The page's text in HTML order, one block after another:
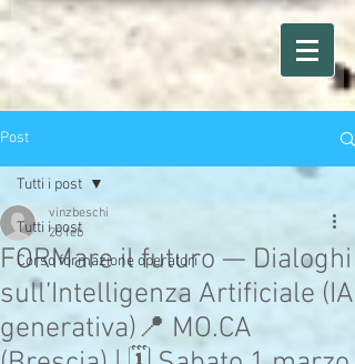
Post
Tutti i post
Corso formazione operatori
Tutti i post
FORMare il futuro — Dialoghi
sull’Intelligenza Artificiale (IA
generativa)📍 MO.CA
vinzbeschi
25 feb